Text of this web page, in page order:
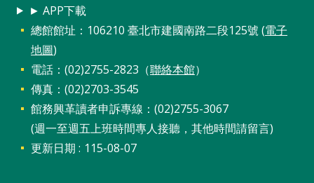
► APP下載
總館館址：106210 臺北市建國南路二段125號 (電子
地圖)
電話：(02)2755-2823（聯絡本館）
傳真：(02)2703-3545
館務興革讀者申訴專線：(02)2755-3067
(週一至週五上班時間專人接聽，其他時間請留言)
更新日期
115-08-07